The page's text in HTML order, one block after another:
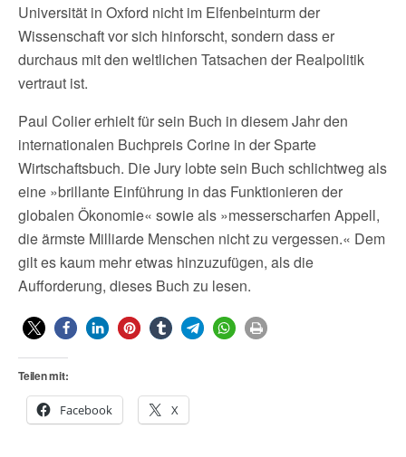
Universität in Oxford nicht im Elfenbeinturm der
Wissenschaft vor sich hinforscht, sondern dass er
durchaus mit den weltlichen Tatsachen der Realpolitik
vertraut ist.
Paul Colier erhielt für sein Buch in diesem Jahr den
internationalen Buchpreis Corine in der Sparte
Wirtschaftsbuch. Die Jury lobte sein Buch schlichtweg als
eine »brillante Einführung in das Funktionieren der
globalen Ökonomie« sowie als »messerscharfen Appell,
die ärmste Milliarde Menschen nicht zu vergessen.« Dem
gilt es kaum mehr etwas hinzuzufügen, als die
Aufforderung, dieses Buch zu lesen.
Teilen mit:
Facebook X